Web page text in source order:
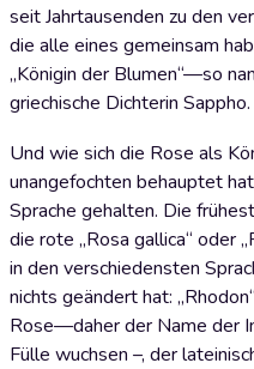
seit Jahrtausenden zu den
die alle eines gemeinsam
„Königin der Blumen“—so
griechische Dichterin Sappho.
Und wie sich die Rose als
unangefochten behauptet
Sprache gehalten. Die
die rote „Rosa gallica“ oder
in den verschiedensten
nichts geändert hat:
Rose—daher der Name der
Fülle wuchsen –, der